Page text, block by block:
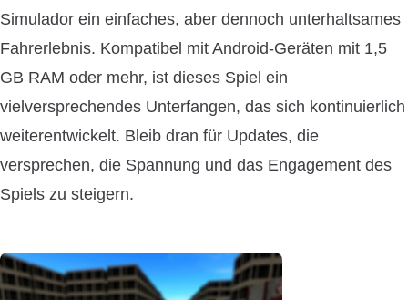
Simulador ein einfaches, aber dennoch unterhaltsames
Fahrerlebnis. Kompatibel mit Android-Geräten mit 1,5
GB RAM oder mehr, ist dieses Spiel ein
vielversprechendes Unterfangen, das sich kontinuierlich
weiterentwickelt. Bleib dran für Updates, die
versprechen, die Spannung und das Engagement des
Spiels zu steigern.